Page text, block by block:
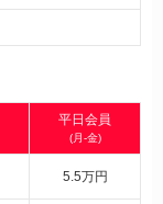
平日会員
(月-金)
5.5万円